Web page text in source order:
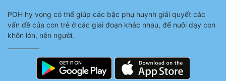
POH hy vọng có thể giúp các bậc phụ huynh giải quyết các
vấn đề của con trẻ ở các giai đoạn khác nhau, để nuôi dạy con
khôn lớn, nên người.